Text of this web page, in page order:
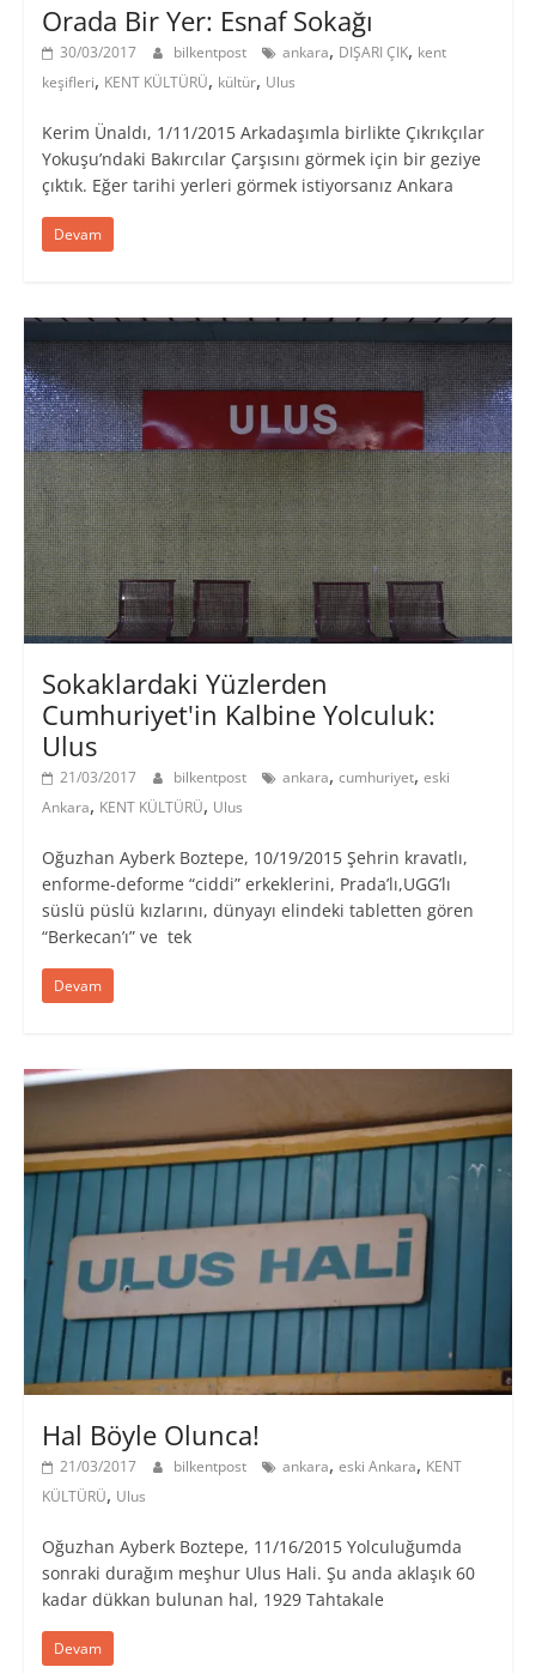
Orada Bir Yer: Esnaf Sokağı
30/03/2017 bilkentpost ankara, DIŞARI ÇIK, kent
keşifleri, KENT KÜLTÜRÜ, kültür, Ulus
Kerim Ünaldı, 1/11/2015 Arkadaşımla birlikte Çıkrıkçılar
Yokuşu’ndaki Bakırcılar Çarşısını görmek için bir geziye
çıktık. Eğer tarihi yerleri görmek istiyorsanız Ankara
Devam
Sokaklardaki Yüzlerden
Cumhuriyet'in Kalbine Yolculuk:
Ulus
21/03/2017 bilkentpost ankara, cumhuriyet, eski
Ankara, KENT KÜLTÜRÜ, Ulus
Oğuzhan Ayberk Boztepe, 10/19/2015 Şehrin kravatlı,
enforme-deforme “ciddi” erkeklerini, Prada’lı,UGG’lı
süslü püslü kızlarını, dünyayı elindeki tabletten gören
“Berkecan’ı” ve tek
Devam
Hal Böyle Olunca!
21/03/2017 bilkentpost ankara, eski Ankara, KENT
KÜLTÜRÜ, Ulus
Oğuzhan Ayberk Boztepe, 11/16/2015 Yolculuğumda
sonraki durağım meşhur Ulus Hali. Şu anda aklaşık 60
kadar dükkan bulunan hal, 1929 Tahtakale
Devam